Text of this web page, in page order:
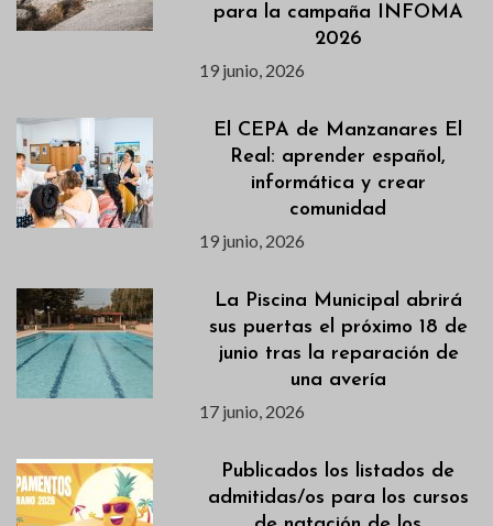
para la campaña INFOMA
2026
19 junio, 2026
El CEPA de Manzanares El
Real: aprender español,
informática y crear
comunidad
19 junio, 2026
La Piscina Municipal abrirá
sus puertas el próximo 18 de
junio tras la reparación de
una avería
17 junio, 2026
Publicados los listados de
admitidas/os para los cursos